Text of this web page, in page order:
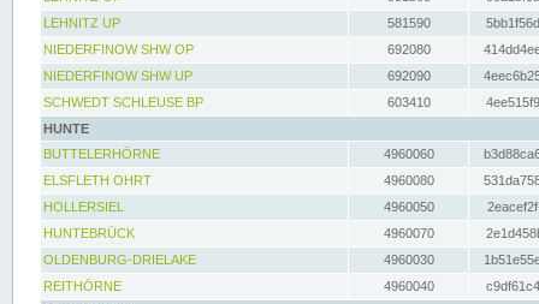
LEHNITZ UP
581590
NIEDERFINOW SHW OP
692080
NIEDERFINOW SHW UP
692090
SCHWEDT SCHLEUSE BP
603410
HUNTE
BUTTELERHÖRNE
4960060
ELSFLETH OHRT
4960080
HOLLERSIEL
4960050
HUNTEBRÜCK
4960070
OLDENBURG-DRIELAKE
4960030
REITHÖRNE
4960040